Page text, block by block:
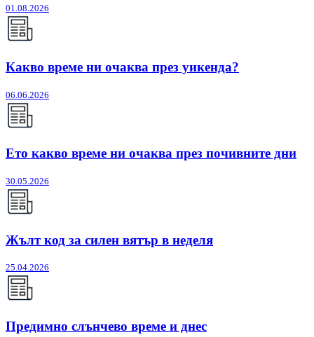
01.08.2026
Какво време ни очаква през уикенда?
06.06.2026
Ето какво време ни очаква през почивните дни
30.05.2026
Жълт код за силен вятър в неделя
25.04.2026
Предимно слънчево време и днес